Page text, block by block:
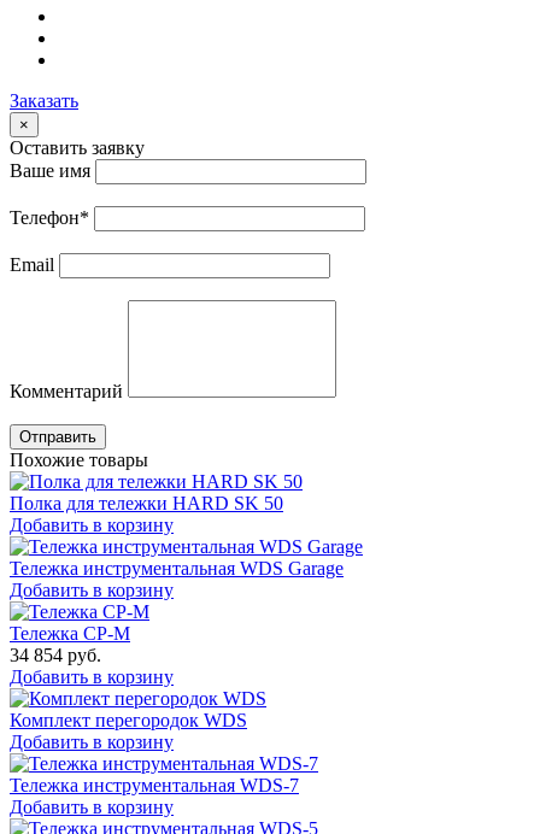
Заказать
×
Оставить заявку
Ваше имя
Телефон*
Email
Комментарий
Отправить
Похожие товары
Полка для тележки HARD SK 50
Добавить в корзину
Тележка инструментальная WDS Garage
Добавить в корзину
Тележка СР-М
34 854 руб.
Добавить в корзину
Комплект перегородок WDS
Добавить в корзину
Тележка инструментальная WDS-7
Добавить в корзину